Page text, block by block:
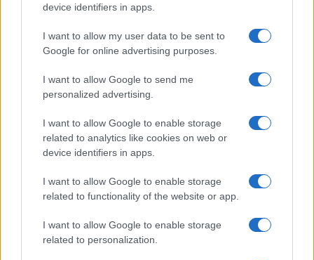
device identifiers in apps.
I want to allow my user data to be sent to
Google for online advertising purposes.
I want to allow Google to send me
personalized advertising.
I want to allow Google to enable storage
related to analytics like cookies on web or
device identifiers in apps.
I want to allow Google to enable storage
related to functionality of the website or app.
I want to allow Google to enable storage
related to personalization.
Andrea Conforti · 26 Lug 2026
PIÙ LETTI